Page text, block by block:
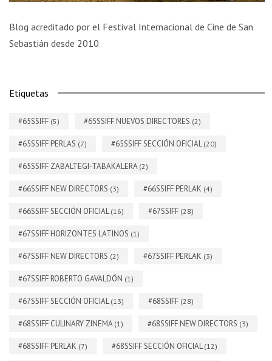
Blog acreditado por el Festival Internacional de Cine de San
Sebastián desde 2010
Etiquetas
#65SSIFF (5) #65SSIFF NUEVOS DIRECTORES (2)
#65SSIFF PERLAS (7) #65SSIFF SECCIÓN OFICIAL(20)
#65SSIFF ZABALTEGI-TABAKALERA (2)
#66SSIFF NEW DIRECTORS (3) #66SSIFF PERLAK (4)
#66SSIFF SECCIÓN OFICIAL(16) #67SSIFF (28)
#67SSIFF HORIZONTES LATINOS (1)
#67SSIFF NEW DIRECTORS (2) #67SSIFF PERLAK (3)
#67SSIFF ROBERTO GAVALDÓN (1)
#67SSIFF SECCIÓN OFICIAL(13) #68SSIFF (28)
#68SSIFF CULINARY ZINEMA (1) #68SSIFF NEW DIRECTORS (3)
#68SSIFF PERLAK (7) #68SSIFF SECCIÓN OFICIAL(12)